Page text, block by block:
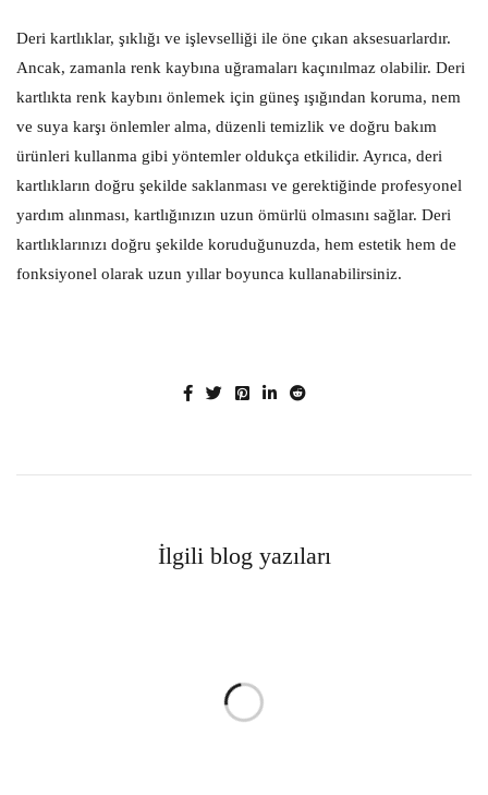
Deri kartlıklar, şıklığı ve işlevselliği ile öne çıkan aksesuarlardır.
Ancak, zamanla renk kaybına uğramaları kaçınılmaz olabilir. Deri
kartlıkta renk kaybını önlemek için güneş ışığından koruma, nem
ve suya karşı önlemler alma, düzenli temizlik ve doğru bakım
ürünleri kullanma gibi yöntemler oldukça etkilidir. Ayrıca, deri
kartlıkların doğru şekilde saklanması ve gerektiğinde profesyonel
yardım alınması, kartlığınızın uzun ömürlü olmasını sağlar. Deri
kartlıklarınızı doğru şekilde koruduğunuzda, hem estetik hem de
fonksiyonel olarak uzun yıllar boyunca kullanabilirsiniz.
İlgili blog yazıları